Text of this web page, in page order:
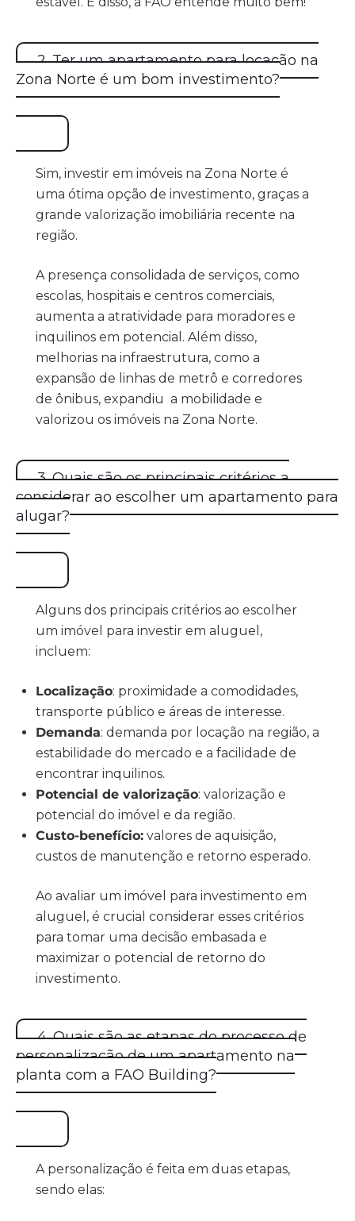
2. Ter um apartamento para locação na
Zona Norte é um bom investimento?
Sim, investir em imóveis na Zona Norte é
uma ótima opção de investimento, graças a
grande valorização imobiliária recente na
região.
A presença consolidada de serviços, como
escolas, hospitais e centros comerciais,
aumenta a atratividade para moradores e
inquilinos em potencial. Além disso,
melhorias na infraestrutura, como a
expansão de linhas de metrô e corredores
de ônibus, expandiu a mobilidade e
valorizou os imóveis na Zona Norte.
3. Quais são os principais critérios a
considerar ao escolher um apartamento para
alugar?
Alguns dos principais critérios ao escolher
um imóvel para investir em aluguel,
incluem:
Localização: proximidade a comodidades,
transporte público e áreas de interesse.
Demanda: demanda por locação na região, a
estabilidade do mercado e a facilidade de
encontrar inquilinos.
Potencial de valorização: valorização e
potencial do imóvel e da região.
Custo-benefício: valores de aquisição,
custos de manutenção e retorno esperado.
Ao avaliar um imóvel para investimento em
aluguel, é crucial considerar esses critérios
para tomar uma decisão embasada e
maximizar o potencial de retorno do
investimento.
4. Quais são as etapas do processo de
personalização de um apartamento na
planta com a FAO Building?
A personalização é feita em duas etapas,
sendo elas: